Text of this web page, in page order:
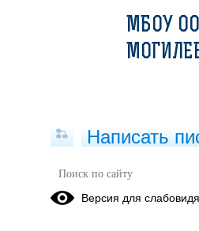
Информированное
посетителя сайта на
МБОУ
Написать
Версия для